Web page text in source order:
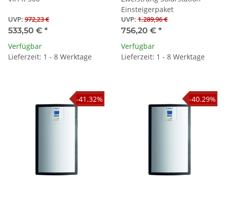
UVP: 972,23 €
533,50 € *
Verfügbar
Lieferzeit: 1 - 8 Werktage
Einsteigerpaket
UVP: 1.289,96 €
756,20 € *
Verfügbar
Lieferzeit: 1 - 8 Werktage
-41.32% -40.29%